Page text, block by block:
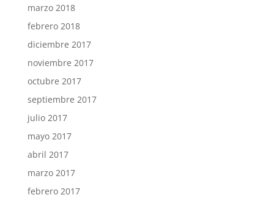
marzo 2018
febrero 2018
diciembre 2017
noviembre 2017
octubre 2017
septiembre 2017
julio 2017
mayo 2017
abril 2017
marzo 2017
febrero 2017